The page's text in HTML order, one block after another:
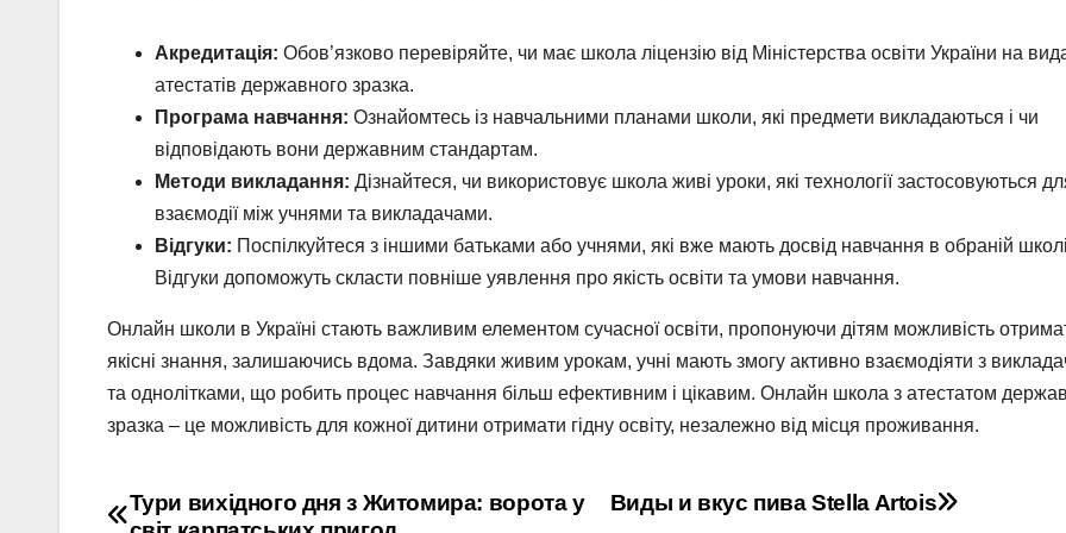
Акредитація: Обов’язково перевіряйте, чи має школа ліцензію від Міністерства освіти України на
атестатів державного зразка.
Програма навчання: Ознайомтесь із навчальними планами школи, які предмети викладаються і чи
відповідають вони державним стандартам.
Методи викладання: Дізнайтеся, чи використовує школа живі уроки, які технології застосовуються
взаємодії між учнями та викладачами.
Відгуки: Поспілкуйтеся з іншими батьками або учнями, які вже мають досвід навчання в обраній
Відгуки допоможуть скласти повніше уявлення про якість освіти та умови навчання.
Онлайн школи в Україні стають важливим елементом сучасної освіти, пропонуючи дітям можливість
якісні знання, залишаючись вдома. Завдяки живим урокам, учні мають змогу активно взаємодіяти з
та однолітками, що робить процес навчання більш ефективним і цікавим. Онлайн школа з атестатом
зразка – це можливість для кожної дитини отримати гідну освіту, незалежно від місця проживання.
Навігація Виды и вкус пива Stella Artois
Тури вихідного дня з Житомира: ворота у